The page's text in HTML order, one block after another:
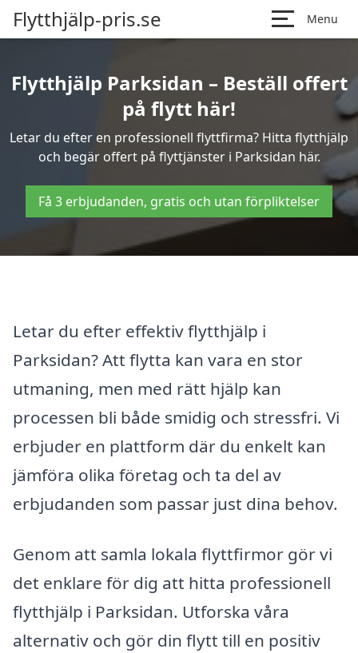
Flytthjälp-pris.se Menu
Flytthjälp Parksidan – Beställ offert
på flytt här!
Letar du efter en professionell flyttfirma? Hitta flytthjälp
och begär offert på flyttjänster i Parksidan här.
Få 3 erbjudanden, gratis och utan förpliktelser
Letar du efter effektiv flytthjälp i
Parksidan? Att flytta kan vara en stor
utmaning, men med rätt hjälp kan
processen bli både smidig och stressfri. Vi
erbjuder en plattform där du enkelt kan
jämföra olika företag och ta del av
erbjudanden som passar just dina behov.
Genom att samla lokala flyttfirmor gör vi
det enklare för dig att hitta professionell
flytthjälp i Parksidan. Utforska våra
alternativ och gör din flytt till en positiv